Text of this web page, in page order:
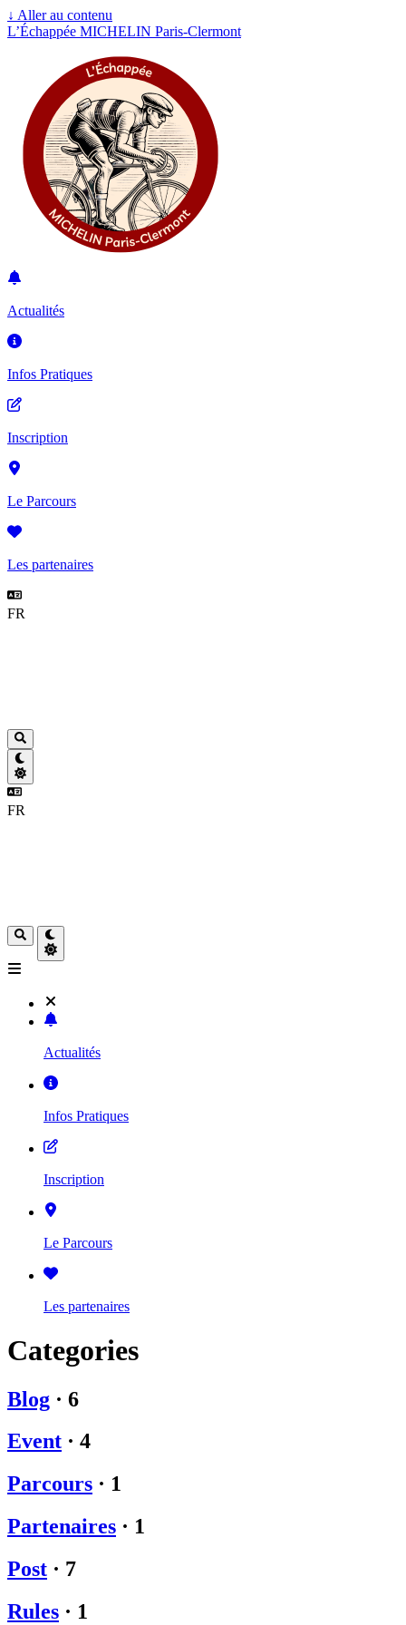
↓ Aller au contenu
L’Échappée MICHELIN Paris-Clermont
Actualités
Infos Pratiques
Inscription
Le Parcours
Les partenaires
FR
FR
Actualités
Infos Pratiques
Inscription
Le Parcours
Les partenaires
Categories
Blog · 6
Event · 4
Parcours · 1
Partenaires · 1
Post · 7
Rules · 1